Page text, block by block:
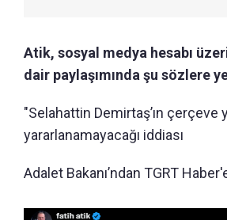
Atik, sosyal medya hesabı
dair paylaşımında şu sözlere
"Selahattin Demirtaş’ın çerçeve
yararlanamayacağı iddiası
Adalet Bakanı’ndan TGRT